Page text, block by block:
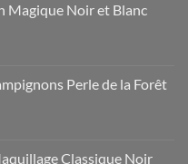
Magique Noir et Blanc
Perle de la Forêt
Classique Noir